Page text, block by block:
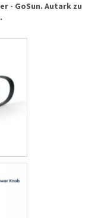
- GoSun. Autark zu